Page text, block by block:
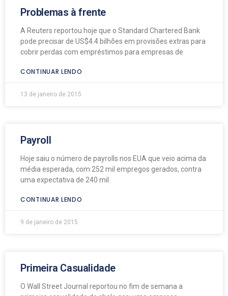
Problemas à frente
A Reuters reportou hoje que o Standard Chartered Bank
pode precisar de US$4.4 bilhões em provisões extras para
cobrir perdas com empréstimos para empresas de
CONTINUAR LENDO
13 de janeiro de 2015
Payroll
Hoje saiu o número de payrolls nos EUA que veio acima da
média esperada, com 252 mil empregos gerados, contra
uma expectativa de 240 mil.
CONTINUAR LENDO
9 de janeiro de 2015
Primeira Casualidade
O Wall Street Journal reportou no fim de semana a